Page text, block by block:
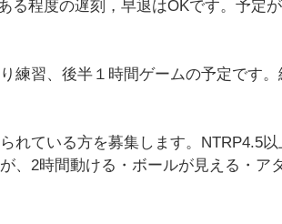
る程度の遅刻，早退はOKです。予定
練習、後半１時間ゲームの予定です
れている方を募集します。NTRP4.5
、2時間動ける・ボールが見える・ア